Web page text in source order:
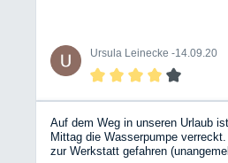
Ursula Leinecke -14.09.20
Auf dem Weg in unseren Urlaub
Mittag die Wasserpumpe
zur Werkstatt gefahren